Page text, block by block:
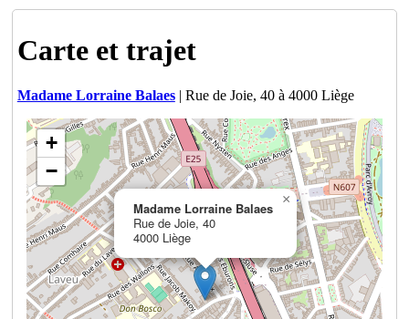
Carte et trajet
Madame Lorraine Balaes| Rue de Joie, 40 à 4000 Liège
Madame Lorraine Balaes
Rue de Joie, 40
4000 Liège
×
+
−